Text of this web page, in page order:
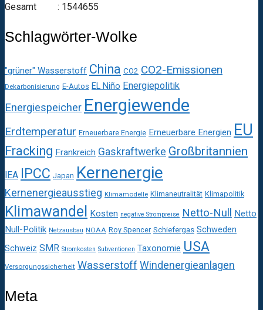
Gesamt : 1544655
Schlagwörter-Wolke
"grüner" Wasserstoff China CO2 CO2-Emissionen
Dekarbonisierung E-Autos EL Niño Energiepolitik
Energiespeicher Energiewende
Erdtemperatur Erneuerbare Energie Erneuerbare Energien EU
Fracking Frankreich Gaskraftwerke Großbritannien
IEA IPCC Japan Kernenergie
Kernenergieausstieg Klimamodelle Klimaneutralität Klimapolitik
Klimawandel Kosten negative Strompreise Netto-Null
Netto
Null-Politik Netzausbau NOAA Roy Spencer Schiefergas Schweden
Schweiz SMR Stromkosten Subventionen Taxonomie USA
Versorgungssicherheit Wasserstoff Windenergieanlagen
Meta